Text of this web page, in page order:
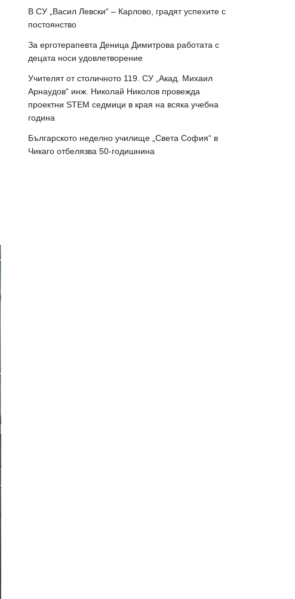
В СУ „Васил Левски“ – Карлово, градят успехите с
постоянство
За ерготерапевта Деница Димитрова работата с
децата носи удовлетворение
Учителят от столичното 119. СУ „Акад. Михаил
Арнаудов“ инж. Николай Николов провежда
проектни STEM седмици в края на всяка учебна
година
Българското неделно училище „Света София“ в
Чикаго отбелязва 50-годишнина